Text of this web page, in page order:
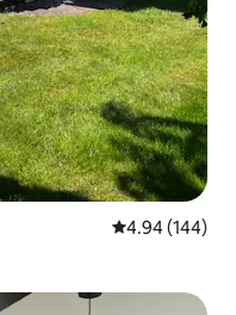
평점 4.94점(5
4.94 (144)